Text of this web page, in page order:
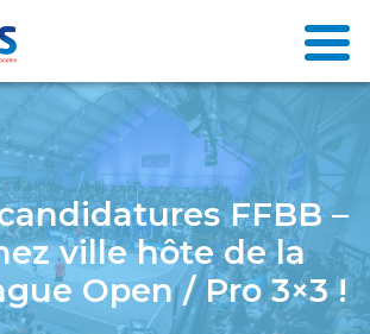
FFBB –
ville hôte de la
Open / Pro 3×3 !